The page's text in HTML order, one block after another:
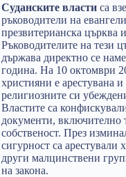
Суданските власти са
ръководители на
презвитерианска църква
Ръководителите на тези
държава директно се
година. На 10 октомври
християни е арестувана
религиозните си
Властите са
документи, включително
собственост. През
сигурност са арестували
други малцинствени
на закона.